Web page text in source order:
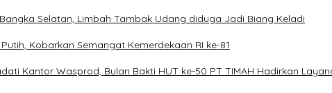
Selatan, Limbah Tambak Udang diduga Jadi Biang Keladi
Kobarkan Semangat Kemerdekaan RI ke-81
Kantor Wasprod, Bulan Bakti HUT ke-50 PT TIMAH Hadirkan